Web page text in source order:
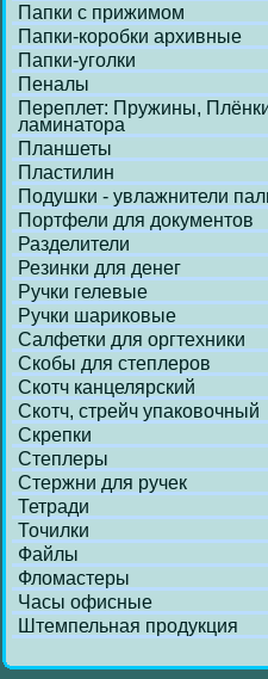
Папки с прижимом
Папки-коробки архивные
Папки-уголки
Пеналы
Переплет: Пружины,
ламинатора
Планшеты
Пластилин
Подушки - увлажнители
Портфели для документов
Разделители
Резинки для денег
Ручки гелевые
Ручки шариковые
Салфетки для оргтехники
Скобы для степлеров
Скотч канцелярский
Скотч, стрейч упаковочный
Скрепки
Степлеры
Стержни для ручек
Тетради
Точилки
Файлы
Фломастеры
Часы офисные
Штемпельная продукция